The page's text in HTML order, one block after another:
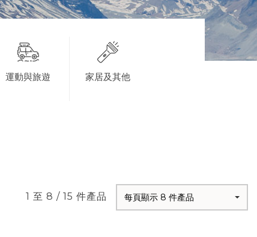
運動與旅遊 家居及其他
1 至 8 / 15 件產品 每頁顯示 8 件產品